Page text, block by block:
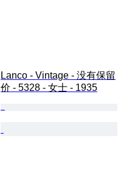
Lanco - Vintage - 没有保留
价 - 5328 - 女士 - 1935